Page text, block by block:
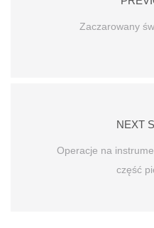
Zaczarowany
NEXT
Operacje na
część